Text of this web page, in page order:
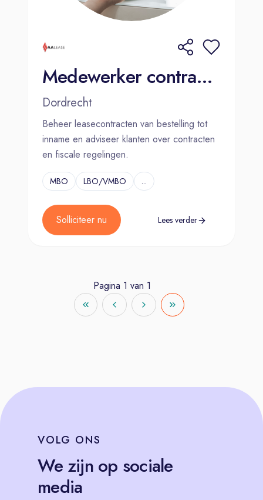
Medewerker contractbeheer - AA Lease
Dordrecht
Beheer leasecontracten van bestelling tot
inname en adviseer klanten over contracten
en fiscale regelingen.
MBO LBO/VMBO ...
Solliciteer nu Lees verder
Pagina 1 van 1
VOLG ONS
We zijn op sociale
media